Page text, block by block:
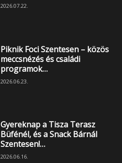
2026.07.22.
Piknik Foci Szentesen – közös
meccsnézés és családi
programok…
2026.06.23.
Gyereknap a Tisza Terasz
Büfénél, és a Snack Bárnál
Szentesen!…
2026.06.16.